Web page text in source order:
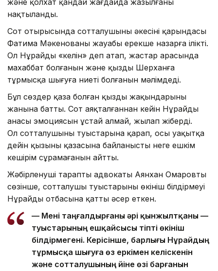
және қолхат қандай жағдайда жазылғаны
нақтыланды.
Сот отырысында сотталушының әкесінің қарындасы
Фатима Мәкенованың жауабы ерекше назарға ілікті.
Ол Нұрайды «келін» деп атап, жастар арасында
махаббат болғанын және қыздың Шерханға
тұрмысқа шығуға ниеті болғанын мәлімдеді.
Бұл сөздер қаза болған қыздың жақындарының
жанына батты. Сот аяқталғаннан кейін Нұрайдың
анасы эмоциясын ұстай алмай, жылап жіберді.
Ол сотталушының туыстарына қарап, осы уақытқа
дейін қызының қазасына байланысты неге ешкім
кешірім сұрамағанын айтты.
Жәбірленуші тараптың адвокаты Аянхан Омаровтың
сөзінше, сотталушы туыстарының өкініш білдірмеуі
Нұрайдың отбасына қатты әсер еткен.
— Мені таңғалдырғаны әрі қынжылтқаны —
туыстарының ешқайсысы тіпті өкініш
білдірмегені. Керісінше, барлығы Нұрайдың
тұрмысқа шығуға өз еркімен келіскенін
және сотталушының үйіне өзі барғанын